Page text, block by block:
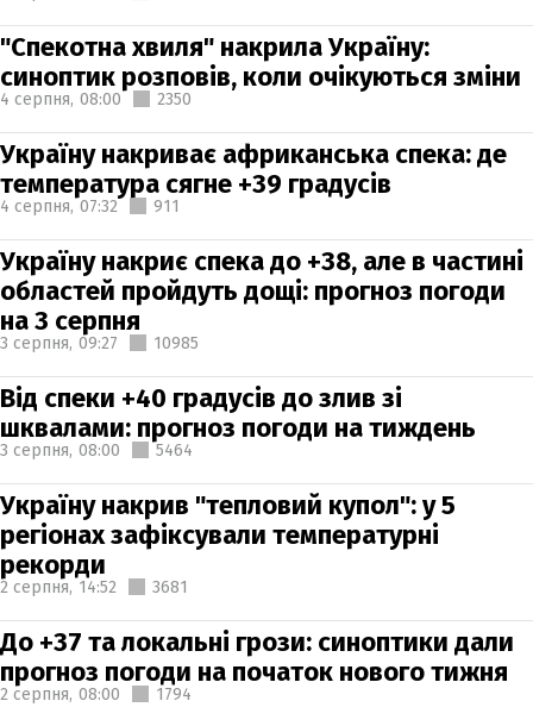
"Спекотна хвиля" накрила Україну:
синоптик розповів, коли очікуються зміни
4 серпня, 08:00 2350
Україну накриває африканська спека: де
температура сягне +39 градусів
4 серпня, 07:32 911
Україну накриє спека до +38, але в частині
областей пройдуть дощі: прогноз погоди
на 3 серпня
3 серпня, 09:27 10985
Від спеки +40 градусів до злив зі
шквалами: прогноз погоди на тиждень
3 серпня, 08:00 5464
Україну накрив "тепловий купол": у 5
регіонах зафіксували температурні
рекорди
2 серпня, 14:52 3681
До +37 та локальні грози: синоптики дали
прогноз погоди на початок нового тижня
2 серпня, 08:00 1794